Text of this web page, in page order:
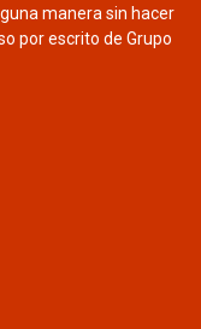
manera sin hacer
por escrito de Grupo